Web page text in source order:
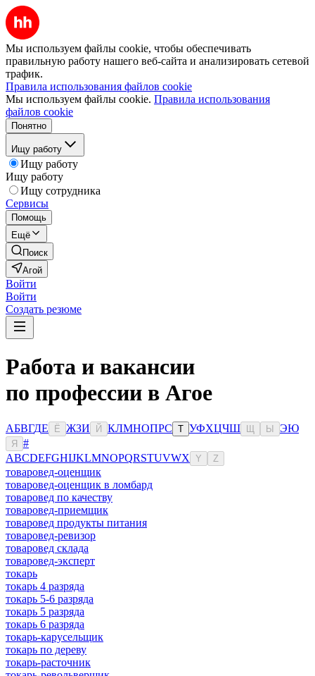
Мы используем файлы cookie, чтобы обеспечивать
правильную работу нашего веб-сайта и анализировать сетевой
трафик.
Правила использования файлов cookie
Мы используем файлы cookie. Правила использования
файлов cookie
Понятно
Ищу работу
Ищу работу
Ищу работу
Ищу сотрудника
Сервисы
Помощь
Ещё
Поиск
Агой
Войти
Войти
Создать резюме
Работа и вакансии
по профессии в Агое
АБВГДЕ Ё ЖЗИ Й КЛМНОПРС Т УФХЦЧШ Ы ЭЮ
Я
#
ABCDEFGHIJKLMNOPQRSTUVWX Y Z
товаровед-оценщик
товаровед-оценщик в ломбард
товаровед по качеству
товаровед-приемщик
товаровед продукты питания
товаровед-ревизор
товаровед склада
товаровед-эксперт
токарь
токарь 4 разряда
токарь 5-6 разряда
токарь 5 разряда
токарь 6 разряда
токарь-карусельщик
токарь по дереву
токарь-расточник